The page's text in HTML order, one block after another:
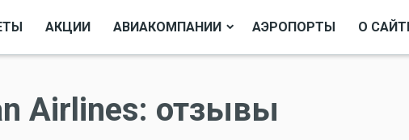
АКЦИИ АВИАКОМПАНИИ АЭРОПОРТЫ О
Airlines: отзывы